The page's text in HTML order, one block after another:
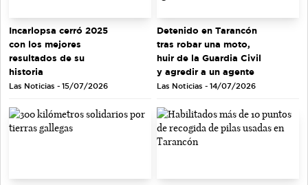
Incarlopsa cerró 2025
con los mejores
resultados de su
historia
Las Noticias - 15/07/2026
Detenido en Tarancón
tras robar una moto,
huir de la Guardia Civil
y agredir a un agente
Las Noticias - 14/07/2026